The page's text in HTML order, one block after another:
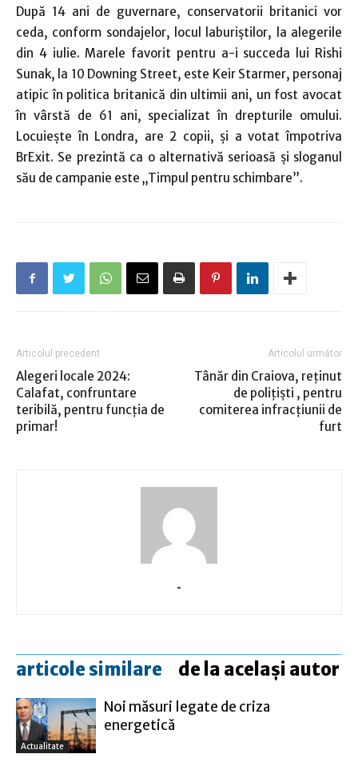
După 14 ani de guvernare, conservatorii britanici vor
ceda, conform sondajelor, locul laburiştilor, la alegerile
din 4 iulie. Marele favorit pentru a-i succeda lui Rishi
Sunak, la 10 Downing Street, este Keir Starmer, personaj
atipic în politica britanică din ultimii ani, un fost avocat
în vârstă de 61 ani, specializat în drepturile omului.
Locuieşte în Londra, are 2 copii, şi a votat împotriva
BrExit. Se prezintă ca o alternativă serioasă şi sloganul
său de campanie este „Timpul pentru schimbare”.
Articolul precedent
Alegeri locale 2024:
Calafat, confruntare
teribilă, pentru funcţia de
primar!
Articolul următor
Tânăr din Craiova, reţinut
de poliţişti , pentru
comiterea infracţiunii de
furt
-
articole similare de la același autor
Actualitate
Noi măsuri legate de criza
energetică